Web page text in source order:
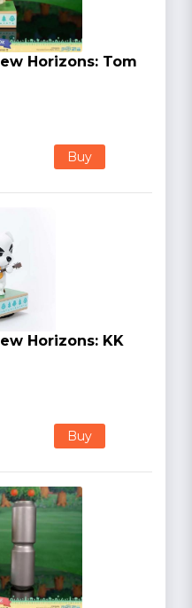
Horizons: Tom
Buy
Horizons: KK
Buy